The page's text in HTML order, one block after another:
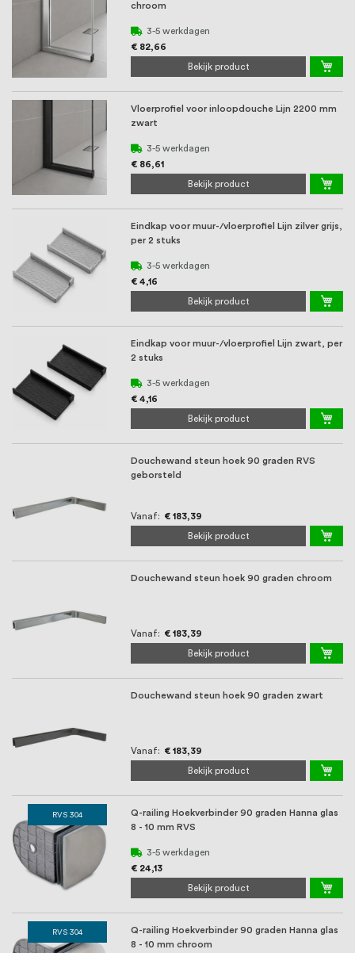
chroom
3-5 werkdagen
€ 82,66
Bekijk product
Vloerprofiel voor inloopdouche Lijn 2200 mm
zwart
3-5 werkdagen
€ 86,61
Bekijk product
Eindkap voor muur-/vloerprofiel Lijn zilver grijs,
per 2 stuks
3-5 werkdagen
€ 4,16
Bekijk product
Eindkap voor muur-/vloerprofiel Lijn zwart, per
2 stuks
3-5 werkdagen
€ 4,16
Bekijk product
Douchewand steun hoek 90 graden RVS
geborsteld
Vanaf € 183,39
Bekijk product
Douchewand steun hoek 90 graden chroom
Vanaf € 183,39
Bekijk product
Douchewand steun hoek 90 graden zwart
Vanaf € 183,39
Bekijk product
RVS 304
Q-railing Hoekverbinder 90 graden Hanna glas
8 - 10 mm RVS
3-5 werkdagen
€ 24,13
Bekijk product
RVS 304
Q-railing Hoekverbinder 90 graden Hanna glas
8 - 10 mm chroom